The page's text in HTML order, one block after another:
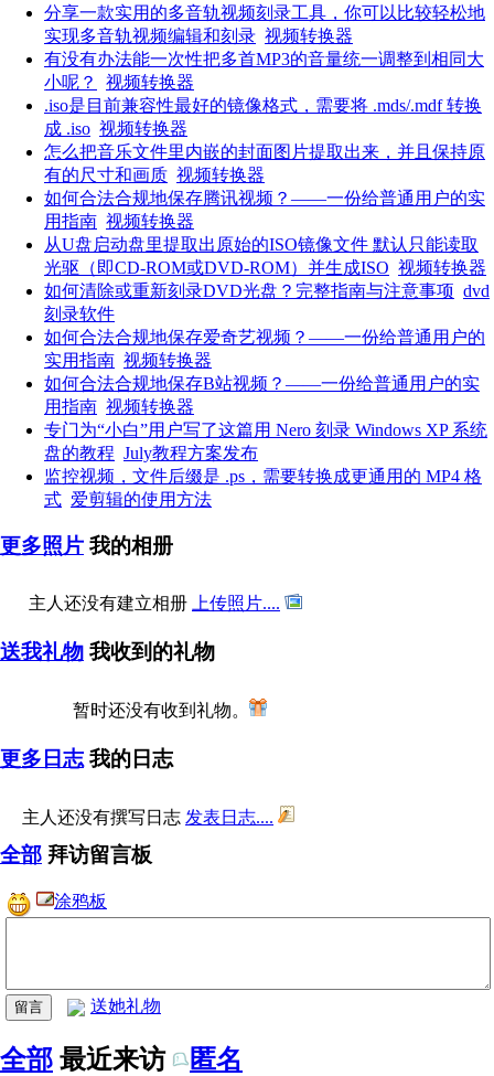
分享一款实用的多音轨视频刻录工具，你可以比较轻松地
实现多音轨视频编辑和刻录 视频转换器
有没有办法能一次性把多首MP3的音量统一调整到相同大
小呢？
视频转换器
.iso是目前兼容性最好的镜像格式，需要将 .mds/.mdf 转换
成 .iso 视频转换器
怎么把音乐文件里内嵌的封面图片提取出来，并且保持原
有的尺寸和画质 视频转换器
如何合法合规地保存腾讯视频？——一份给普通用户的实
用指南 视频转换器
从U盘启动盘里提取出原始的ISO镜像文件 默认只能读取
光驱（即CD-ROM或DVD-ROM）并生成ISO 视频转换器
如何清除或重新刻录DVD光盘？完整指南与注意事项 dvd
刻录软件
如何合法合规地保存爱奇艺视频？——一份给普通用户的
实用指南 视频转换器
如何合法合规地保存B站视频？——一份给普通用户的实
用指南 视频转换器
专门为“小白”用户写了这篇用 Nero 刻录 Windows XP 系统
盘的教程 July教程方案发布
监控视频，文件后缀是 .ps，需要转换成更通用的 MP4 格
式 爱剪辑的使用方法
更多照片 我的相册
主人还没有建立相册 上传照片....
送我礼物 我收到的礼物
暂时还没有收到礼物。
更多日志 我的日志
主人还没有撰写日志 发表日志....
全部 拜访留言板
涂鸦板
送她礼物
全部 最近来访 匿名